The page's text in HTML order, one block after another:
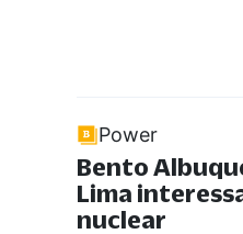
Power
Bento
Lima
nuclear